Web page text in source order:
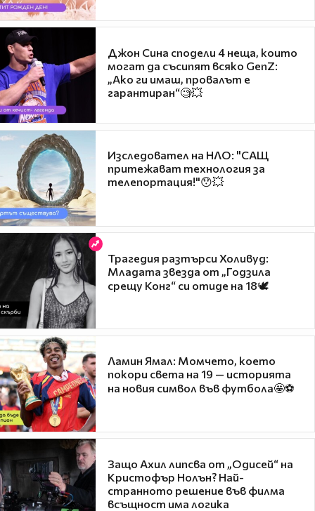
Джон Сина сподели 4 неща, които
могат да съсипят всяко GenZ:
„Ако ги имаш, провалът е
гарантиран“🧐💥
Изследовател на НЛО: "САЩ
притежават технология за
телепортация!"😯💥
Трагедия разтърси Холивуд:
Младата звезда от „Годзила
срещу Конг“ си отиде на 18🕊️
Ламин Ямал: Момчето, което
покори света на 19 — историята
на новия символ във футбола🤩⚽
Защо Ахил липсва от „Одисей“ на
Кристофър Нолън? Най-
странното решение във филма
всъщност има логика